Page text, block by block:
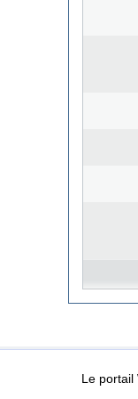
Conditions d’utilisation
Le portail